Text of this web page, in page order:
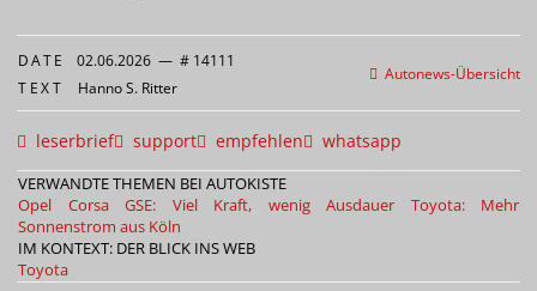
Autonews-Übersicht
DATE 02.06.2026 — # 14111
TEXT Hanno S. Ritter
leserbrief support empfehlen whatsapp
VERWANDTE THEMEN BEI AUTOKISTE
Opel Corsa GSE: Viel Kraft, wenig Ausdauer
Toyota: Mehr
Sonnenstrom aus Köln
IM KONTEXT: DER BLICK INS WEB
Toyota